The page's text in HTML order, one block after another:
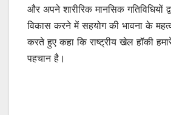
और अपने शारीरिक मानसिक गतिविधियों
विकास करने में सहयोग की भावना के
करते हुए कहा कि राष्ट्रीय खेल हॉकी
पहचान है।